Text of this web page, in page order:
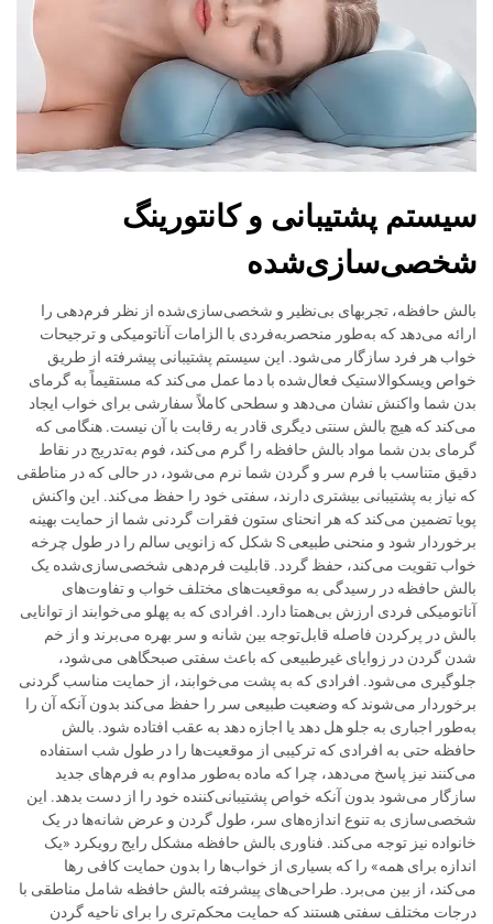
سیستم پشتیبانی و کانتورینگ
شخصی‌سازی‌شده
بالش حافظه، تجربهای بی‌نظیر و شخصی‌سازی‌شده از نظر فرم‌دهی را
ارائه می‌دهد که به‌طور منحصربه‌فردی با الزامات آناتومیکی و ترجیحات
خواب هر فرد سازگار می‌شود. این سیستم پشتیبانی پیشرفته از طریق
خواص ویسکوالاستیک فعال‌شده با دما عمل می‌کند که مستقیماً به گرمای
بدن شما واکنش نشان می‌دهد و سطحی کاملاً سفارشی برای خواب ایجاد
می‌کند که هیچ بالش سنتی دیگری قادر به رقابت با آن نیست. هنگامی که
گرمای بدن شما مواد بالش حافظه را گرم می‌کند، فوم به‌تدریج در نقاط
دقیق متناسب با فرم سر و گردن شما نرم می‌شود، در حالی که در مناطقی
که نیاز به پشتیبانی بیشتری دارند، سفتی خود را حفظ می‌کند. این واکنش
پویا تضمین می‌کند که هر انحنای ستون فقرات گردنی شما از حمایت بهینه
برخوردار شود و منحنی طبیعی S شکل که زانویی سالم را در طول چرخه
خواب تقویت می‌کند، حفظ گردد. قابلیت فرم‌دهی شخصی‌سازی‌شده یک
بالش حافظه در رسیدگی به موقعیت‌های مختلف خواب و تفاوت‌های
آناتومیکی فردی ارزش بی‌همتا دارد. افرادی که به پهلو می‌خوابند از توانایی
بالش در پرکردن فاصله قابل‌توجه بین شانه و سر بهره می‌برند و از خم
شدن گردن در زوایای غیرطبیعی که باعث سفتی صبحگاهی می‌شود،
جلوگیری می‌شود. افرادی که به پشت می‌خوابند، از حمایت مناسب گردنی
برخوردار می‌شوند که وضعیت طبیعی سر را حفظ می‌کند بدون آنکه آن را
به‌طور اجباری به جلو هل دهد یا اجازه دهد به عقب افتاده شود. بالش
حافظه حتی به افرادی که ترکیبی از موقعیت‌ها را در طول شب استفاده
می‌کنند نیز پاسخ می‌دهد، چرا که ماده به‌طور مداوم به فرم‌های جدید
سازگار می‌شود بدون آنکه خواص پشتیبانی‌کننده خود را از دست بدهد. این
شخصی‌سازی به تنوع اندازه‌های سر، طول گردن و عرض شانه‌ها در یک
خانواده نیز توجه می‌کند. فناوری بالش حافظه مشکل رایج رویکرد «یک
اندازه برای همه» را که بسیاری از خواب‌ها را بدون حمایت کافی رها
می‌کند، از بین می‌برد. طراحی‌های پیشرفته بالش حافظه شامل مناطقی با
درجات مختلف سفتی هستند که حمایت محکم‌تری را برای ناحیه گردن